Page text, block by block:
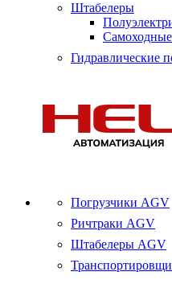
Штабелеры
Гидравлические
Погрузчики AGV
Ричтраки AGV
Штабелеры AGV